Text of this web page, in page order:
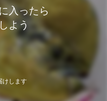
入ったら
よう
けします